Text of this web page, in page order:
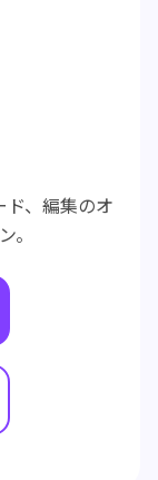
、編集のオ
。